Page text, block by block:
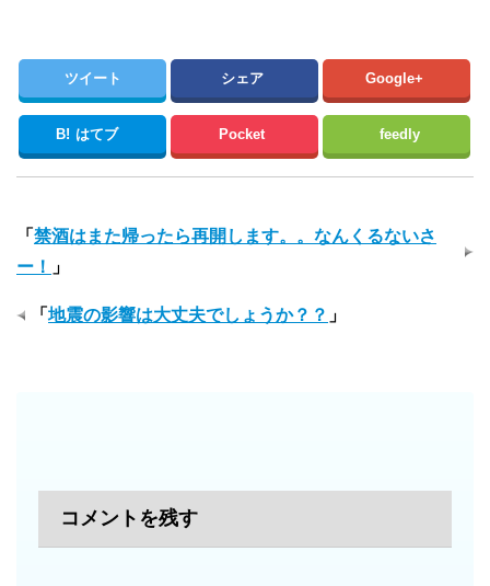
ツイート シェア Google+
B! はてブ Pocket feedly
「 禁酒はまた帰ったら再開します。。なんくるないさ
ー！
」
「 地震の影響は大丈夫でしょうか？？ 」
コメントを残す